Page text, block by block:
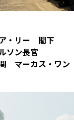
・リー 閣下
ソン長官
マーカス・ワン